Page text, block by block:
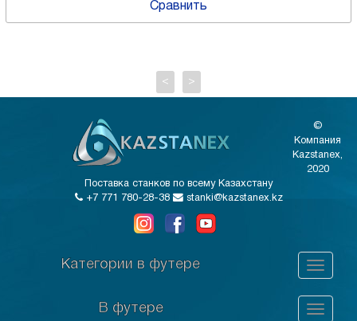
Сравнить
< >
©
Компания
Kazstanex,
2020
Поставка станков по всему Казахстану
+7 771 780-28-38
stanki@kazstanex.kz
Категории в футере
В футере